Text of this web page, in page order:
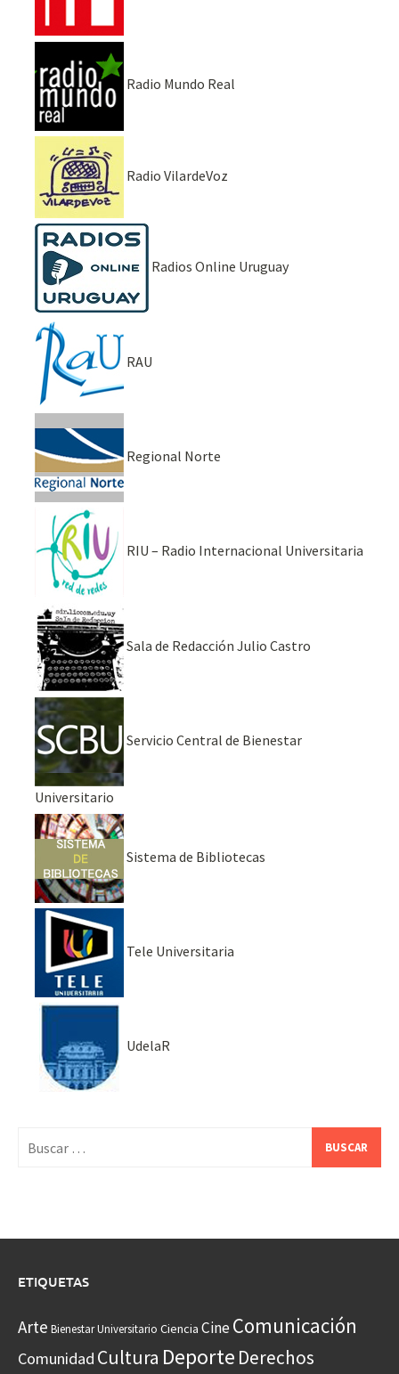
Radio Mundo Real
Radio VilardeVoz
Radios Online Uruguay
RAU
Regional Norte
RIU – Radio Internacional Universitaria
Sala de Redacción Julio Castro
Servicio Central de Bienestar
Universitario
Sistema de Bibliotecas
Tele Universitaria
UdelaR
ETIQUETAS
Arte Bienestar Universitario Ciencia CineComunicación
Comunidad Cultura Deporte Derechos